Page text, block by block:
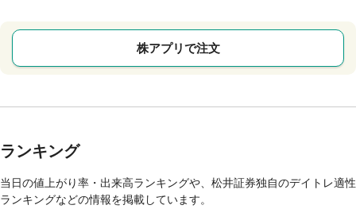
株アプリで注文
ランキング
当日の値上がり率・出来高ランキングや、松井証券独自のデイトレ適性
ランキングなどの情報を掲載しています。